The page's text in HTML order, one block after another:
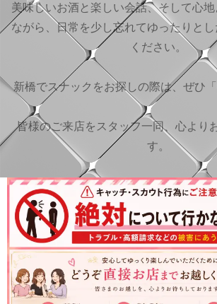
美味しいお酒と楽しい会話、そして心
ながら、日常を少し忘れてゆったりと
ください。
新橋でスナックをお探しの際は、ぜひ「
皆様のご来店をスタッフ一同、心より
す。